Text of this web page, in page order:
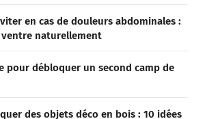
en cas de douleurs abdominales :
naturellement
pour débloquer un second camp de
des objets déco en bois : 10 idées